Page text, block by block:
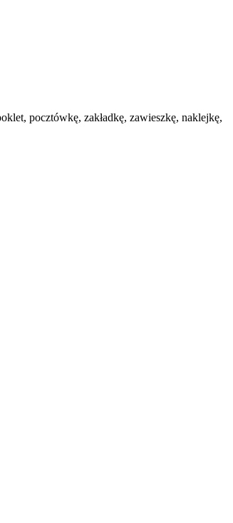
pocztówkę, zakładkę, zawieszkę, naklejkę,